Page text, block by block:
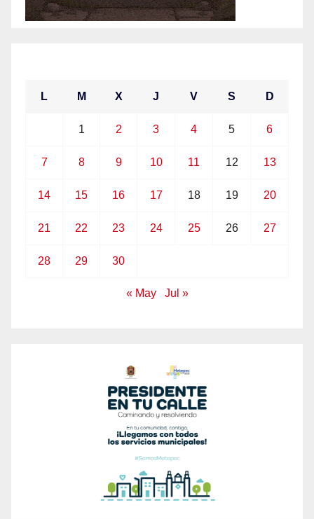
L M X J V S D
1 2 3 4 5 6
7 8 9 10 11 12 13
14 15 16 17 18 19 20
21 22 23 24 25 26 27
28 29 30
« May Jul »